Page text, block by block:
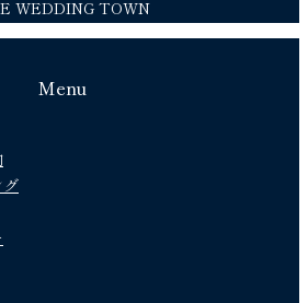
WEDDING TOWN
Menu